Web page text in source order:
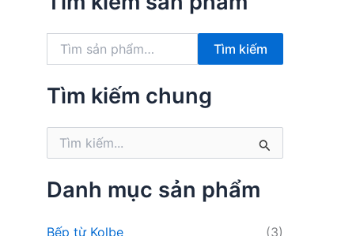
k
Tìm kiếm
Tìm kiếm chung
k
m
Danh mục sản phẩm
Bếp từ Kolbe
(3)